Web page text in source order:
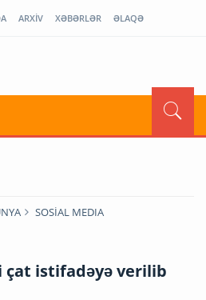
ARXİV XƏBƏRLƏR ƏLAQƏ
SOSİAL MEDIA
çat istifadəyə verilib